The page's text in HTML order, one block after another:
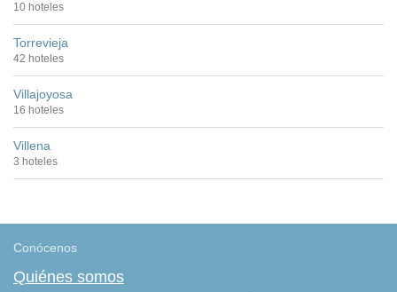
10 hoteles
Torrevieja
42 hoteles
Villajoyosa
16 hoteles
Villena
3 hoteles
Conócenos
Quiénes somos